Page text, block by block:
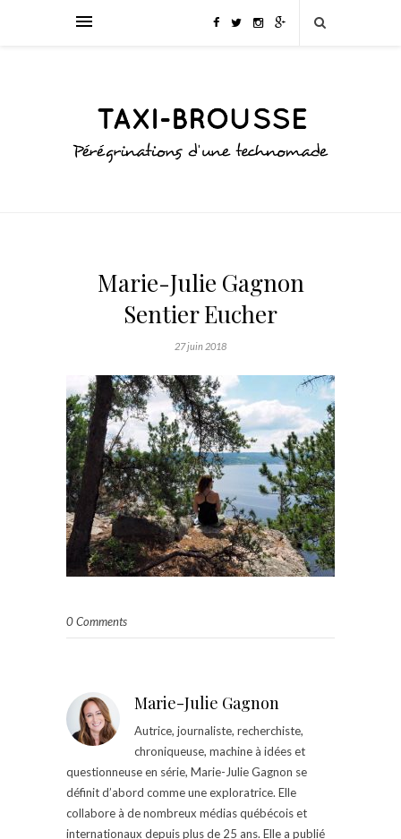
Marie-Julie Gagnon
Sentier Eucher
27 juin 2018
0 Comments
Marie-Julie Gagnon
Autrice, journaliste, recherchiste,
chroniqueuse, machine à idées et
questionneuse en série, Marie-Julie Gagnon se
définit d’abord comme une exploratrice. Elle
collabore à de nombreux médias québécois et
internationaux depuis plus de 25 ans. Elle a publié